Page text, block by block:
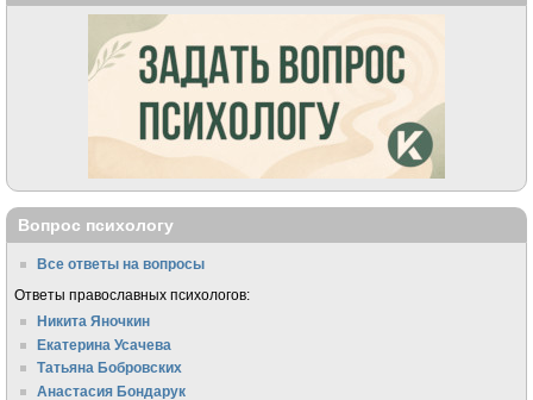
Вопрос психологу
Все ответы на вопросы
Ответы православных психологов:
Никита Яночкин
Екатерина Усачева
Татьяна Бобровских
Анастасия Бондарук